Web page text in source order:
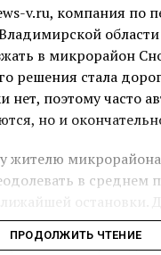
v.ru, компания по
области
в микрорайон
решения стала
нет, поэтому часто
но и
жителю
в среднем
маршрута заявляют,
не могут
ПРОДОЛЖИТЬ ЧТЕНИЕ